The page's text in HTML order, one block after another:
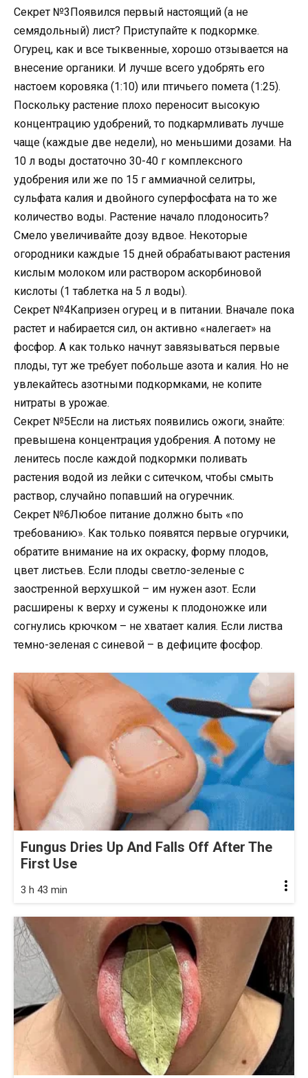
Секрет №3Появился первый настоящий (а не
семядольный) лист? Приступайте к подкормке.
Огурец, как и все тыквенные, хорошо отзывается на
внесение органики. И лучше всего удобрять его
настоем коровяка (1:10) или птичьего помета (1:25).
Поскольку растение плохо переносит высокую
концентрацию удобрений, то подкармливать лучше
чаще (каждые две недели), но меньшими дозами. На
10 л воды достаточно 30-40 г комплексного
удобрения или же по 15 г аммиачной селитры,
сульфата калия и двойного суперфосфата на то же
количество воды. Растение начало плодоносить?
Смело увеличивайте дозу вдвое. Некоторые
огородники каждые 15 дней обрабатывают растения
кислым молоком или раствором аскорбиновой
кислоты (1 таблетка на 5 л воды).
Секрет №4Капризен огурец и в питании. Вначале пока
растет и набирается сил, он активно «налегает» на
фосфор. А как только начнут завязываться первые
плоды, тут же требует побольше азота и калия. Но не
увлекайтесь азотными подкормками, не копите
нитраты в урожае.
Секрет №5Если на листьях появились ожоги, знайте:
превышена концентрация удобрения. А потому не
ленитесь после каждой подкормки поливать
растения водой из лейки с ситечком, чтобы смыть
раствор, случайно попавший на огуречник.
Секрет №6Любое питание должно быть «по
требованию». Как только появятся первые огурчики,
обратите внимание на их окраску, форму плодов,
цвет листьев. Если плоды светло-зеленые с
заостренной верхушкой – им нужен азот. Если
расширены к верху и сужены к плодоножке или
согнулись крючком – не хватает калия. Если листва
темно-зеленая с синевой – в дефиците фосфор.
Fungus Dries Up And Falls Off After The
First Use
3 h 43 min